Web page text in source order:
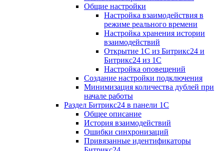
Общие настройки
Настройка взаимодействия в
режиме реального времени
Настройка хранения истории
взаимодействий
Открытие 1С из Битрикс24 и
Битрикс24 из 1С
Настройка оповещений
Создание настройки подключения
Минимизация количества дублей при
начале работы
Раздел Битрикс24 в панели 1С
Общее описание
История взаимодействий
Ошибки синхронизаций
Привязанные идентификаторы